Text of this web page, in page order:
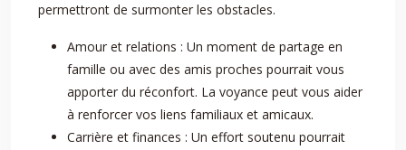
permettront de surmonter les obstacles.
Amour et relations : Un moment de partage en
famille ou avec des amis proches pourrait vous
apporter du réconfort. La voyance peut vous aider
à renforcer vos liens familiaux et amicaux.
Carrière et finances : Un effort soutenu pourrait